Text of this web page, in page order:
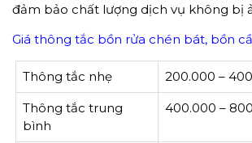
đảm bảo chất lượng dịch vụ không bị
Giá thông tắc bồn rửa chén bát, bồn
Thông tắc nhẹ 200.000 –
Thông tắc trung
bình
400.000 –